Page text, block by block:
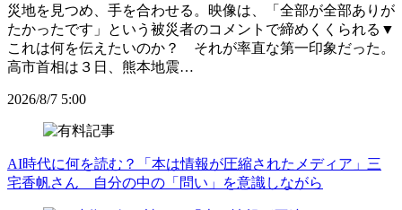
災地を見つめ、手を合わせる。映像は、「全部が全部ありが
たかったです」という被災者のコメントで締めくくられる▼
これは何を伝えたいのか？ それが率直な第一印象だった。
高市首相は３日、熊本地震…
2026/8/7 5:00
AI時代に何を読む？「本は情報が圧縮されたメディア」三
宅香帆さん 自分の中の「問い」を意識しながら